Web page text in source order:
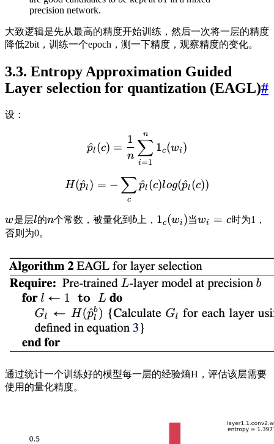
precision network.
大致逻辑是先从最高的精度开始训练，然后一次将一层的精度
降低2bit，训练一个epoch，测一下精度，观察精度的变化。
3.3. Entropy Approximation Guided
Layer selection for quantization (EAGL)#
设：
p
^l (c) =
n
1
i=1
∑
n
1c(wi )
H(p
^l ) = −
c
∑p
^l (c)log(p
^l (c))
w是层l的n个常数，被量化到 b上， 1c(wi )当wi = c时为1，
否则为0。
通过统计一个训练好的模型每一层的经验熵H，评估该层需要
使用的量化精度。